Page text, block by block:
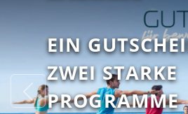
EIN
ZWEI STARKE
PROGRAMME
Previous